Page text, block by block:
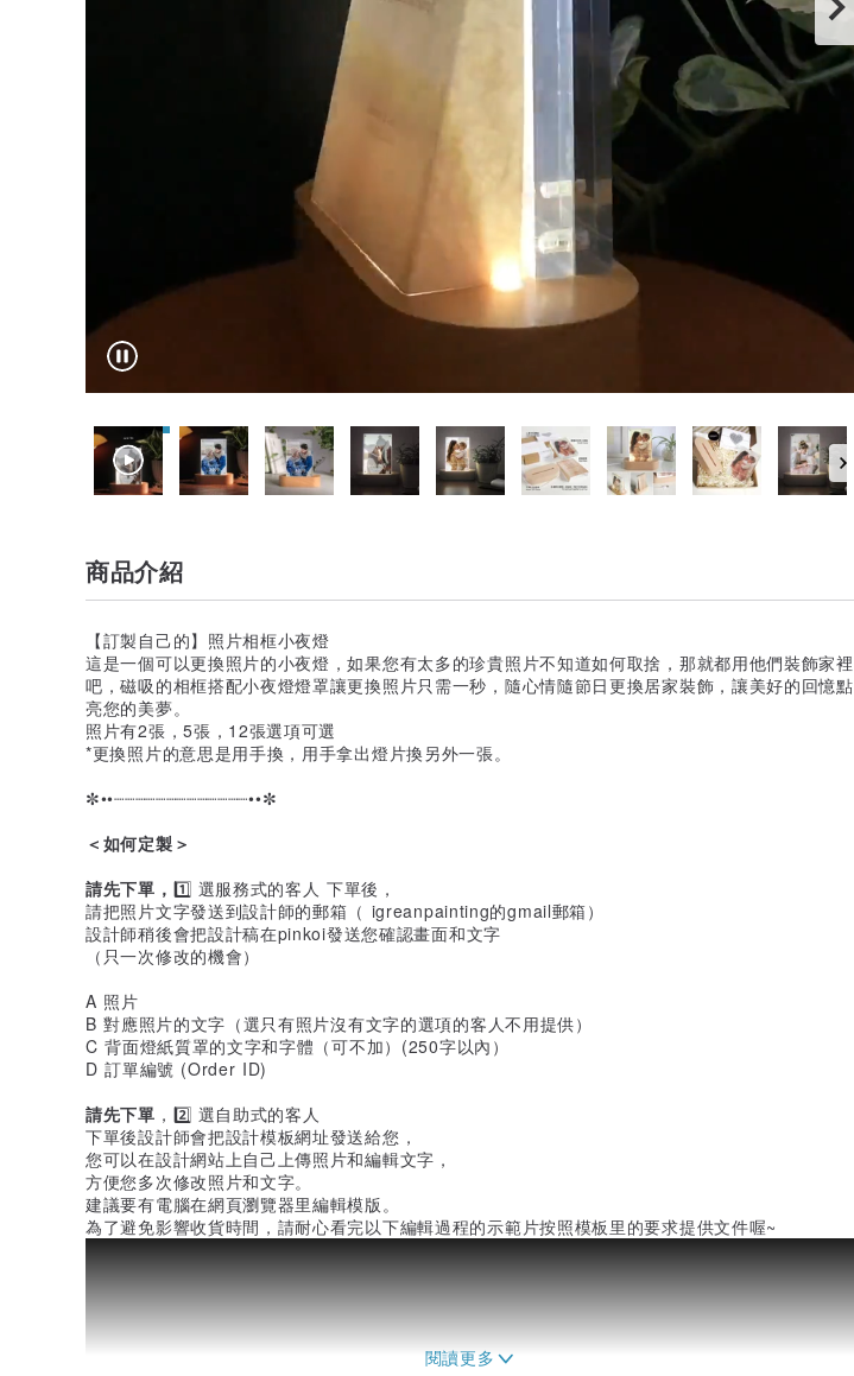
商品介紹
【訂製自己的】照片相框小夜燈
這是一個可以更換照片的小夜燈，如果您有太多的珍貴照片不知道如何取捨，那就都用他們裝飾家裡
吧，磁吸的相框搭配小夜燈燈罩讓更換照片只需一秒，隨心情隨節日更換居家裝飾，讓美好的回憶點
亮您的美夢。
照片有2張，5張，12張選項可選
*更換照片的意思是用手換，用手拿出燈片換另外一張。
✼••┈┈┈┈┈┈┈┈┈┈┈┈┈••✼
＜如何定製＞
請先下單， 1️⃣ 選服務式的客人 下單後，
請把照片文字發送到設計師的郵箱（ igreanpainting的gmail郵箱）
設計師稍後會把設計稿在pinkoi發送您確認畫面和文字
（只一次修改的機會）
A 照片
B 對應照片的文字（選只有照片沒有文字的選項的客人不用提供）
C 背面燈紙質罩的文字和字體（可不加）(250字以內）
D 訂單編號 (Order ID)
請先下單 ，2️⃣ 選自助式的客人
下單後設計師會把設計模板網址發送給您，
您可以在設計網站上自己上傳照片和編輯文字，
方便您多次修改照片和文字。
建議要有電腦在網頁瀏覽器里編輯模版。
為了避免影響收貨時間，請耐心看完以下編輯過程的示範片按照模板里的要求提供文件喔~